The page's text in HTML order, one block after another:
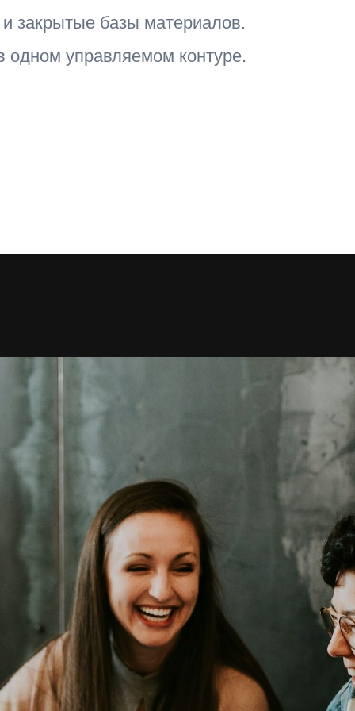
закрытые базы материалов.
управляемом контуре.